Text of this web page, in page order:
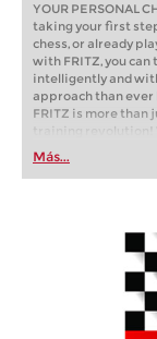
YOUR PERSONAL
taking your first
chess, or already
with FRITZ, you
intelligently and
approach than ever
FRITZ is more than
training revolution!
first steps into the
playing at a
train more
Más...